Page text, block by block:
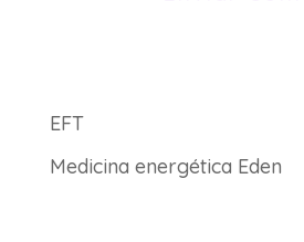
EFT
Medicina energética Eden